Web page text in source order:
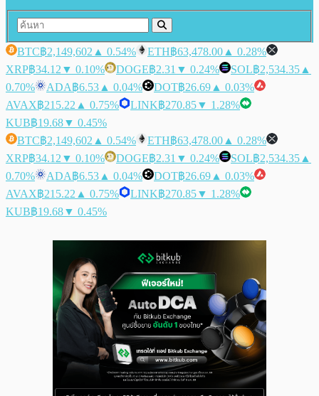
BTC฿2,149,602 ▲ 0.54% ETH฿63,478.00 ▲ 0.28%
XRP฿34.12 ▼ 0.10% DOGE฿2.31 ▼ 0.24% SOL฿2,534.35 ▲
0.70%
ADA฿6.53 ▲ 0.04% DOT฿26.69 ▲ 0.03%
AVAX฿215.22 ▲ 0.75% LINK฿270.85▼ 1.28%
KUB฿19.68▼ 0.45%
BTC฿2,149,602 ▲ 0.54% ETH฿63,478.00 ▲ 0.28%
XRP฿34.12 ▼ 0.10% DOGE฿2.31 ▼ 0.24% SOL฿2,534.35 ▲
0.70%
ADA฿6.53 ▲ 0.04% DOT฿26.69 ▲ 0.03%
AVAX฿215.22 ▲ 0.75% LINK฿270.85▼ 1.28%
KUB฿19.68▼ 0.45%